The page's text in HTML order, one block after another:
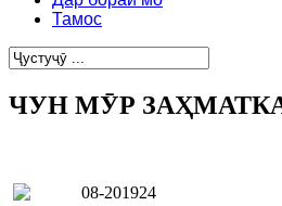
Тамос
ЧУН МӮР